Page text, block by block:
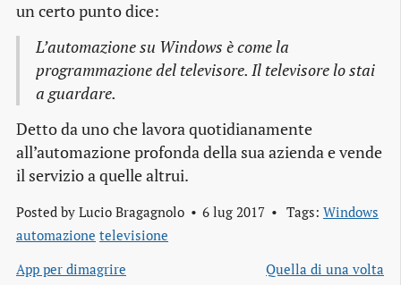
un certo punto dice:
L’automazione su Windows è come la
programmazione del televisore. Il televisore lo stai
a guardare.
Detto da uno che lavora quotidianamente
all’automazione profonda della sua azienda e vende
il servizio a quelle altrui.
Posted by Lucio Bragagnolo 6 lug 2017 Tags: Windows
automazione televisione
App per dimagrire
Quella di una volta